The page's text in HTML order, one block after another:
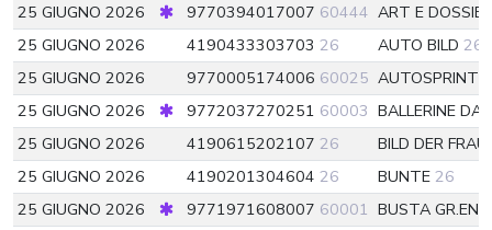
25 GIUGNO 2026
9770394017007 60444 ART E
25 GIUGNO 2026
4190433303703 26 AUTO BILD 26
25 GIUGNO 2026
9770005174006 60025 AUTOSPRINT
25 GIUGNO 2026
9772037270251 60003 BALLERINE DA
25 GIUGNO 2026
4190615202107 26
BILD DER FRAU
25 GIUGNO 2026
4190201304604 26 BUNTE 26
25 GIUGNO 2026
9771971608007 60001 BUSTA